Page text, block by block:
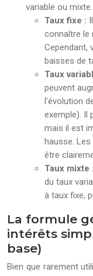
variable ou mixte.
Taux fixe :
connaître le
Cependant,
baisses de
Taux
peuvent
l’évolution
exemple). Il
mais il est
hausse.
être
Taux mixte :
du taux
à taux fixe,
La formule
intérêts
base)
Bien que rarement